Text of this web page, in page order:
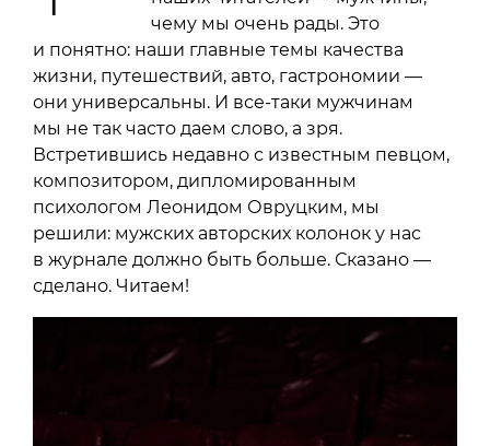
чему мы очень рады. Это
и понятно: наши главные темы качества
жизни, путешествий, авто, гастрономии —
они универсальны. И все-таки мужчинам
мы не так часто даем слово, а зря.
Встретившись недавно с известным певцом,
композитором, дипломированным
психологом Леонидом Овруцким, мы
решили: мужских авторских колонок у нас
в журнале должно быть больше. Сказано —
сделано. Читаем!